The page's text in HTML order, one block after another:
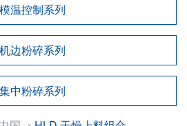
模温控制系列
机边粉碎系列
集中粉碎系列